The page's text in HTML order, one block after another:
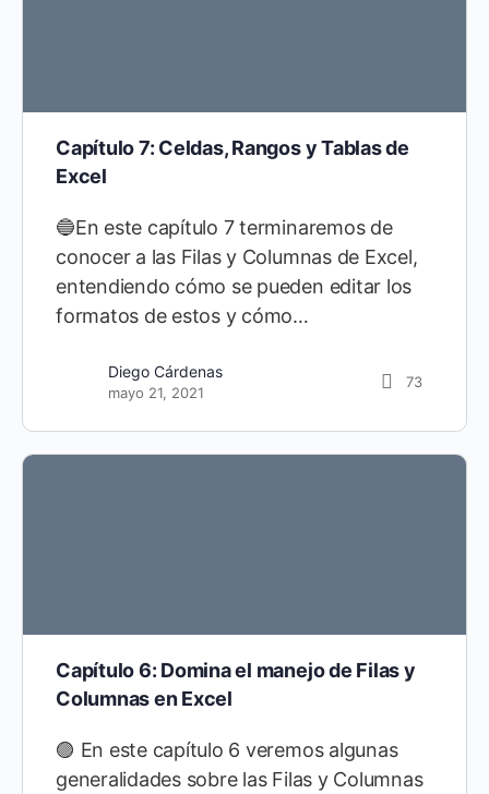
Capítulo 7: Celdas, Rangos y Tablas de
Excel
🔵En este capítulo 7 terminaremos de
conocer a las Filas y Columnas de Excel,
entendiendo cómo se pueden editar los
formatos de estos y cómo…
Diego Cárdenas
mayo 21, 2021
73
Capítulo 6: Domina el manejo de Filas y
Columnas en Excel
🟣 En este capítulo 6 veremos algunas
generalidades sobre las Filas y Columnas